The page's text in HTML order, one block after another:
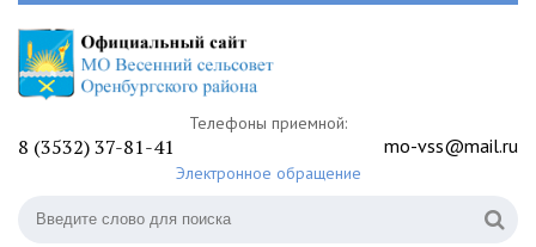
Телефоны приемной:
8 (3532) 37-81-41 mo-vss@mail.ru
Электронное обращение